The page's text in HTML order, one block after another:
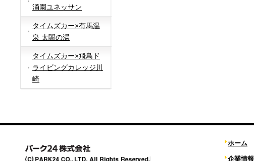
涌園ユネッサン
タイムズカー×有馬温
泉 太閤の湯
タイムズカー×飛鳥ド
ライビングカレッジ川
崎
ホーム
企業情報